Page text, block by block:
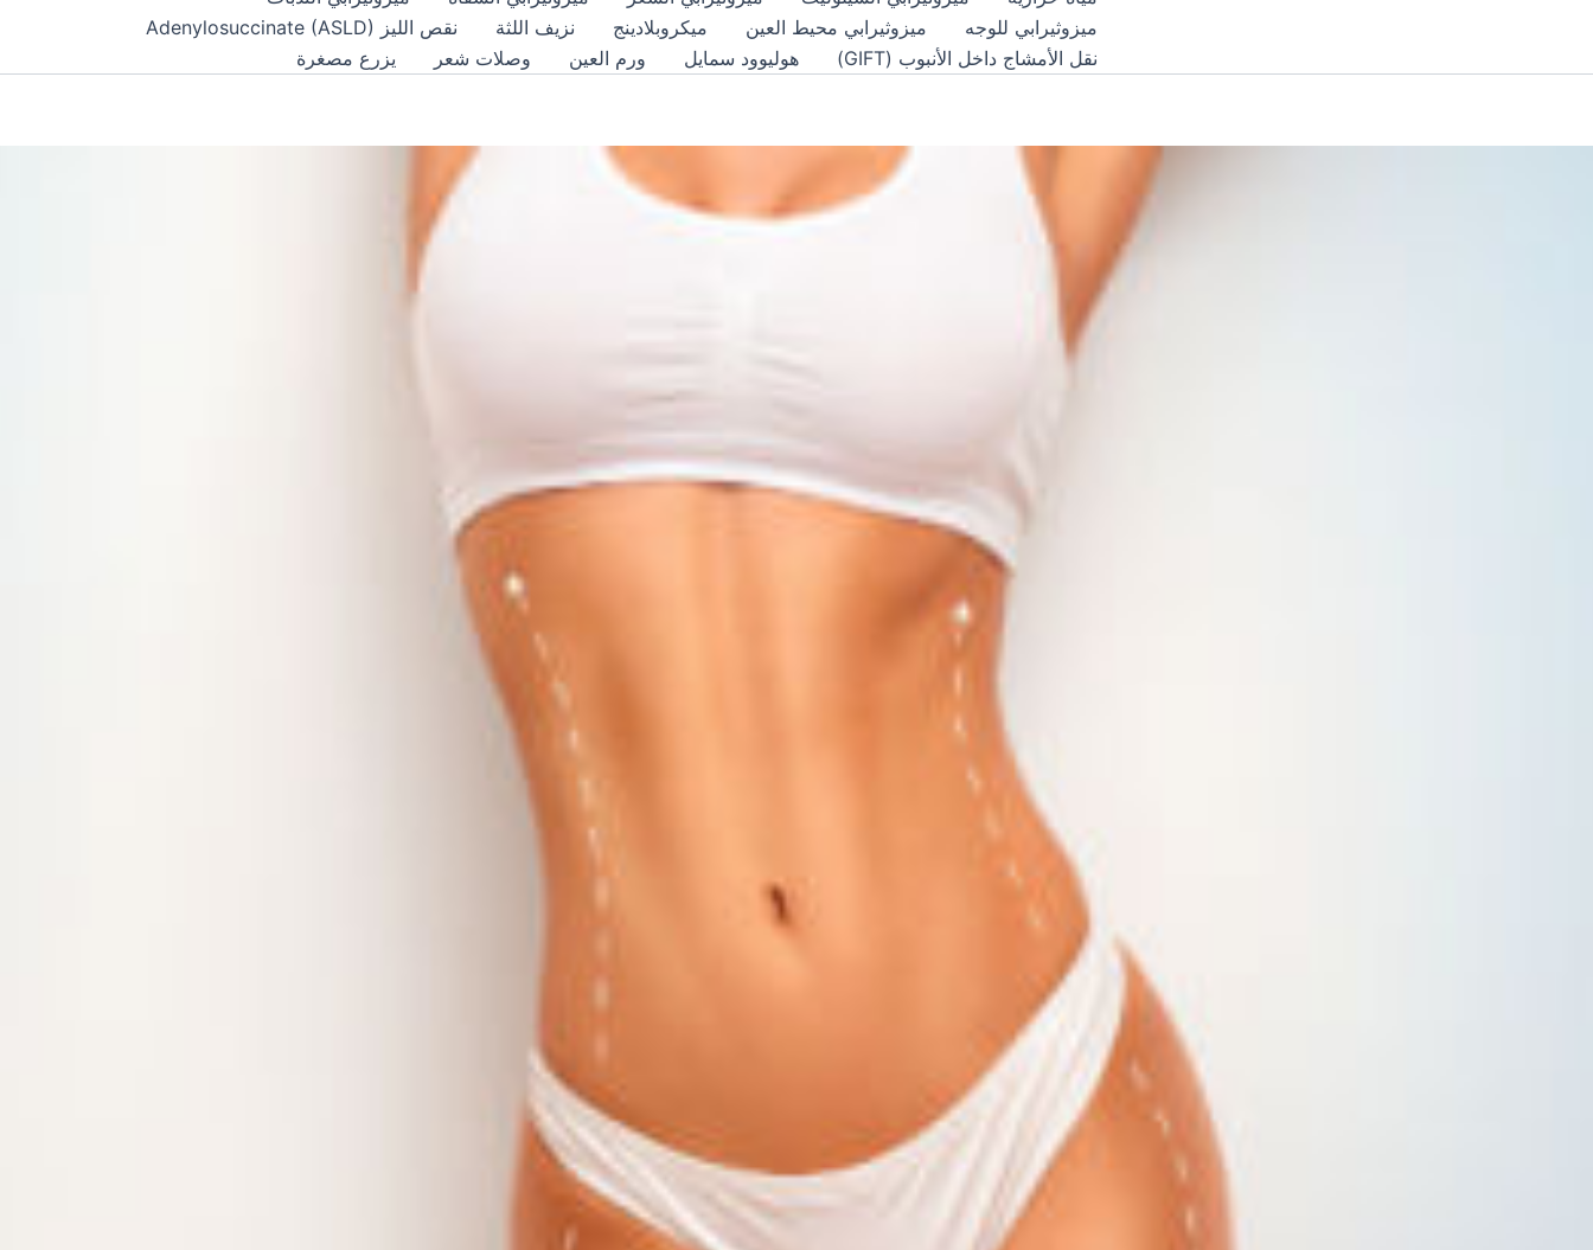
ميزوثيرابي للوجه
ميزوثيرابي محيط العين ميكروبلادينج نزيف اللثة
نقص الليز Adenylosuccinate (ASLD)
نقل الأمشاج داخل الأنبوب (GIFT)
هوليوود سمايل ورم العين وصلات شعر يزرع مصغرة